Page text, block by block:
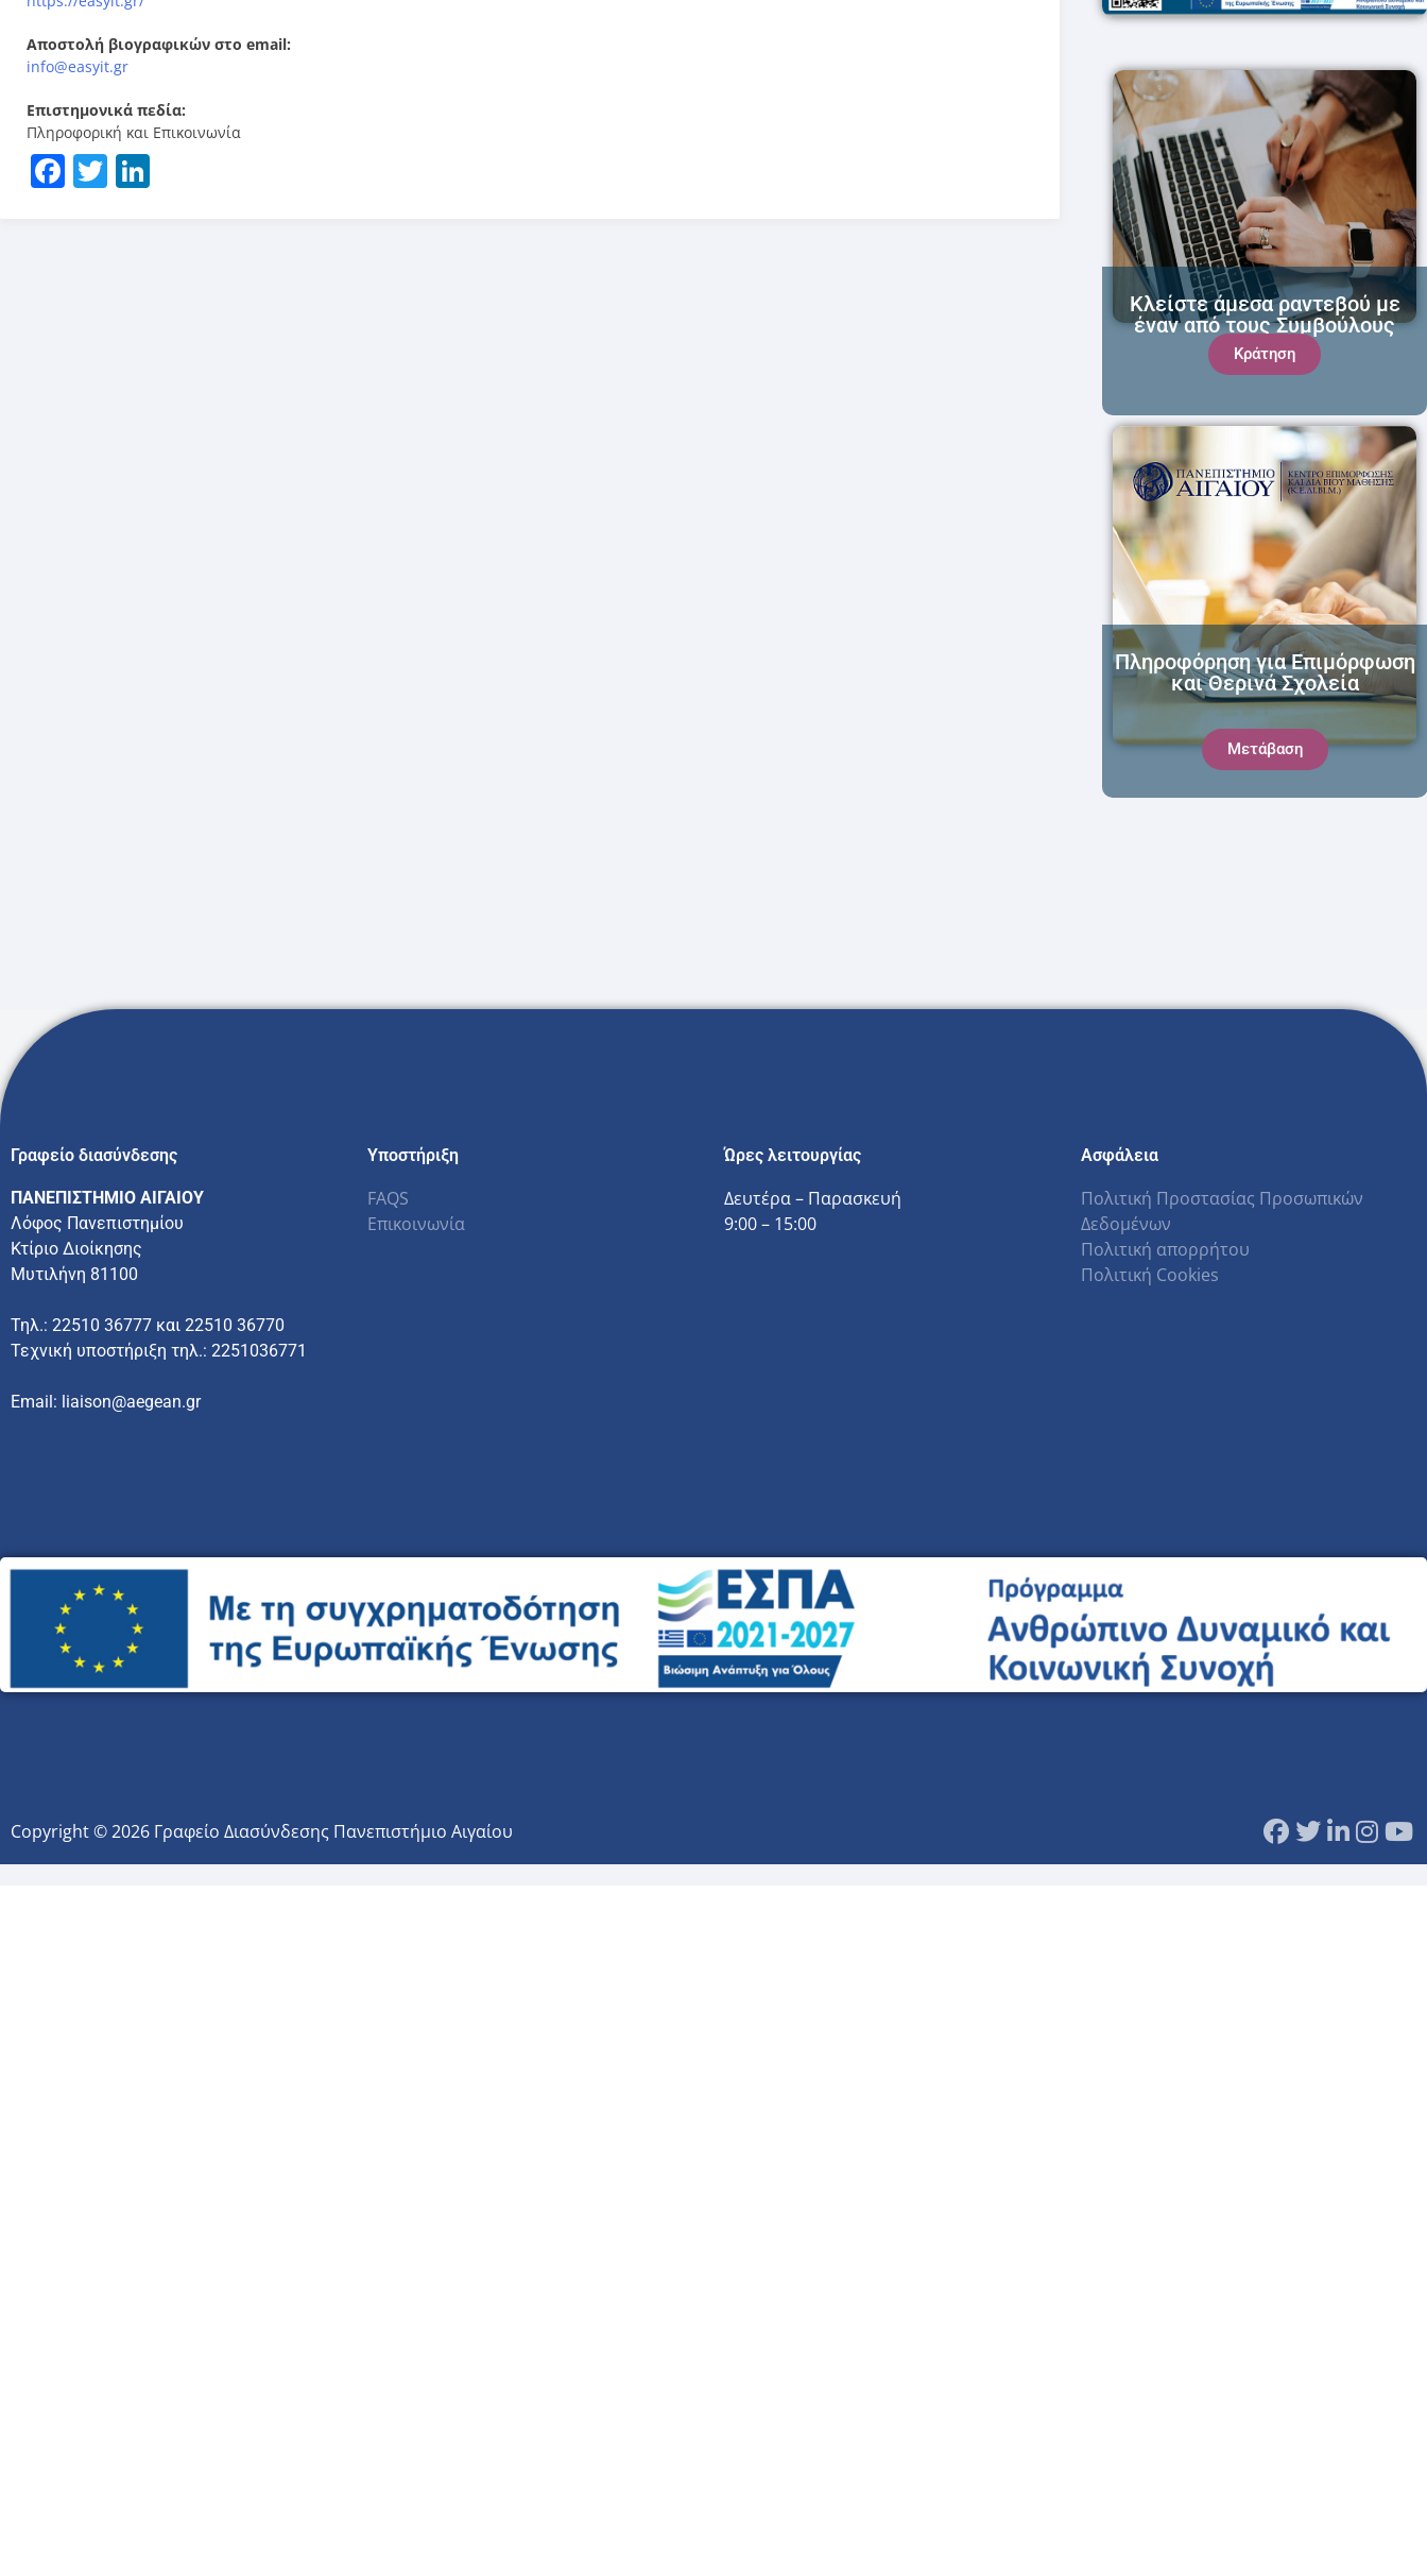
Αποστολή βιογραφικών στο email:
info@easyit.gr
Επιστημονικά πεδία:
Πληροφορική και Επικοινωνία
Facebook
Twitter
Κράτηση
Κλείστε άμεσα ραντεβού με
έναν από τους Συμβούλους
μας!
Πληροφόρηση για Επιμόρφωση
και Θερινά Σχολεία
Μετάβαση
Γραφείο διασύνδεσης
ΠΑΝΕΠΙΣΤΗΜΙΟ ΑΙΓΑΙΟΥ
Λόφος Πανεπιστημίου
Κτίριο Διοίκησης
Μυτιλήνη 81100
Τηλ.: 22510 36777 και 22510 36770
Τεχνική υποστήριξη τηλ.: 2251036771
Email: liaison@aegean.gr
Υποστήριξη
FAQS
Επικοινωνία
Ώρες λειτουργίας
Δευτέρα – Παρασκευή
9:00 – 15:00
Ασφάλεια
Πολιτική Προστασίας Προσωπικών
Δεδομένων
Πολιτική απορρήτου
Πολιτική Cookies
Copyright © 2026 Γραφείο Διασύνδεσης Πανεπιστήμιο Αιγαίου